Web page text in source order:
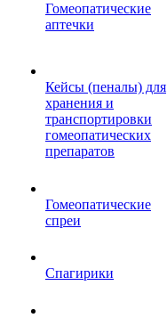
Гомеопатические
аптечки
Кейсы (пеналы) для
хранения и
транспортировки
гомеопатических
препаратов
Гомеопатические
спреи
Спагирики